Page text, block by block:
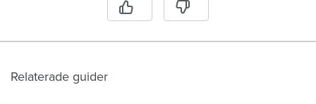
Relaterade guider